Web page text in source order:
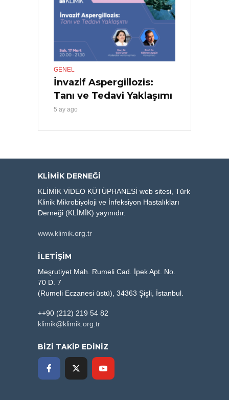
GENEL
İnvazif Aspergillozis:
Tanı ve Tedavi Yaklaşımı
5 ay ago
KLIMIK DERNEĞI
KLİMİK VİDEO KÜTÜPHANESİ web sitesi, Türk
Klinik Mikrobiyoloji ve İnfeksiyon Hastalıkları
Derneği (KLİMİK) yayınıdır.
www.klimik.org.tr
İLETİŞİM
Meşrutiyet Mah. Rumeli Cad. İpek Apt. No.
70 D. 7
(Rumeli Eczanesi üstü), 34363 Şişli, İstanbul.
++90 (212) 219 54 82
klimik@klimik.org.tr
BİZİ TAKİP EDİNİZ